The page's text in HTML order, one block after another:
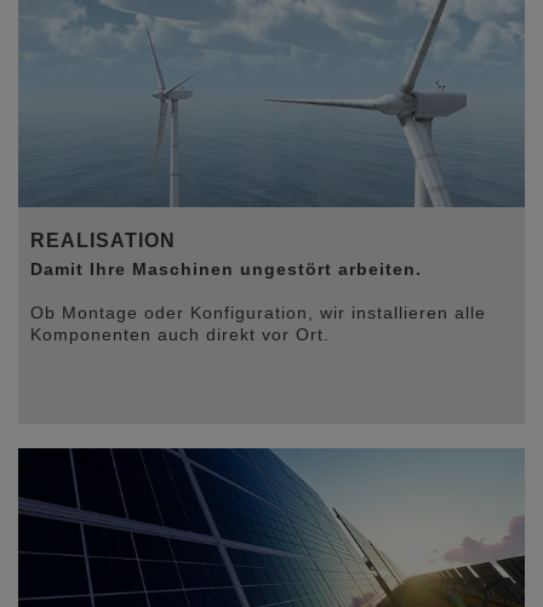
REALISATION
Damit Ihre Maschinen ungestört arbeiten.
Ob Montage oder Konfiguration, wir installieren alle
Komponenten auch direkt vor Ort.